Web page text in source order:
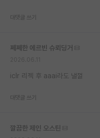
대댓글 쓰기
쩨쩨한 에르빈 슈뢰딩거
iclr 리젝 후 aaai라도 낼껄
대댓글 쓰기
깔끔한 제인 오스틴